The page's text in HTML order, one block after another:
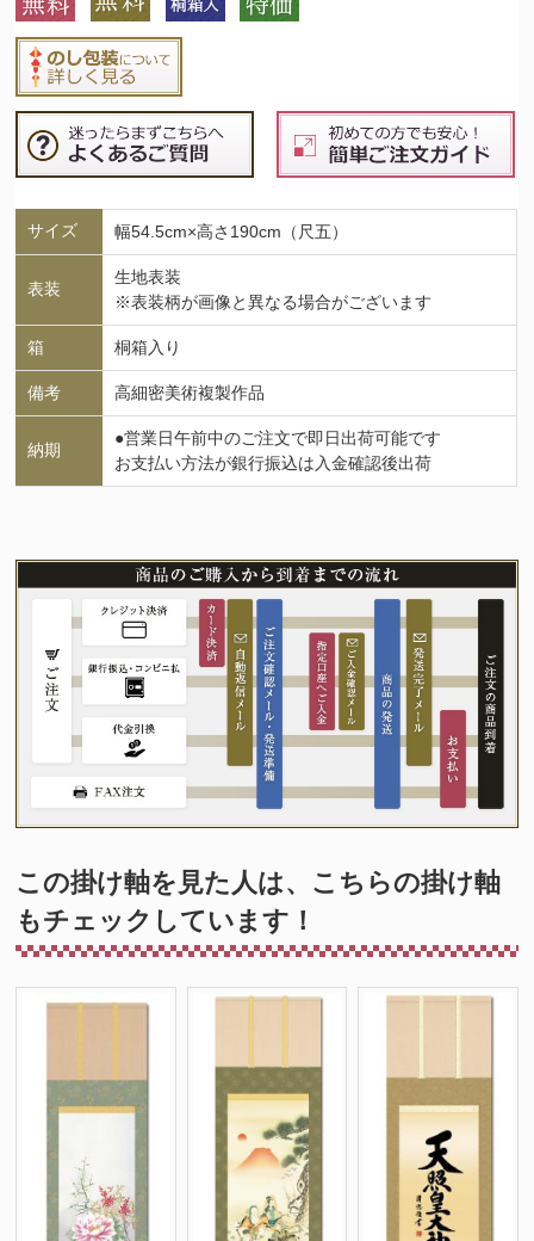
サイズ 幅54.5cm×高さ190cm（尺五）
表装
生地表装
※表装柄が画像と異なる場合がございます
箱 桐箱入り
備考 高細密美術複製作品
納期
●営業日午前中のご注文で即日出荷可能です
お支払い方法が銀行振込は入金確認後出荷
この掛け軸を見た人は、こちらの掛け軸
もチェックしています！